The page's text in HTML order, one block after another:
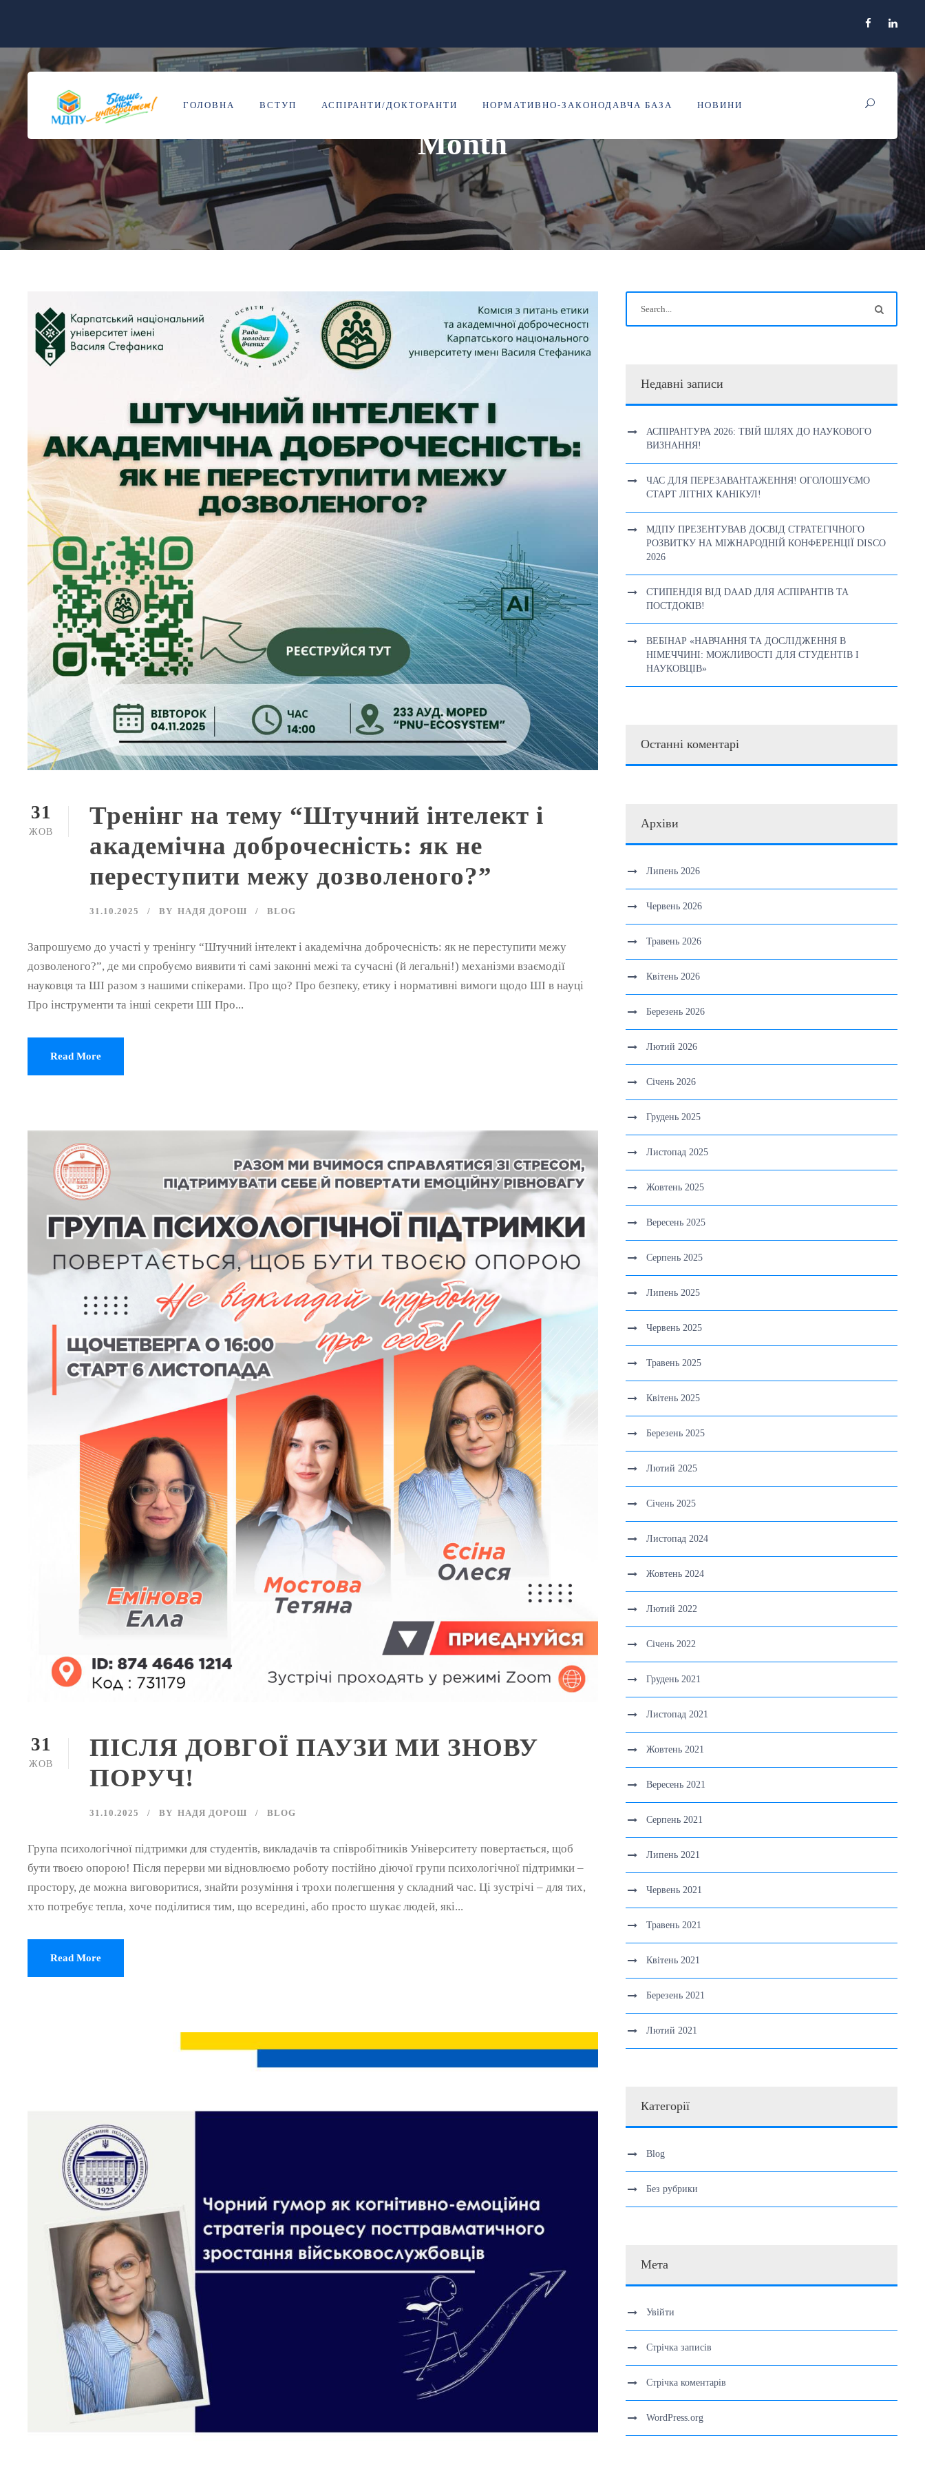
ГОЛОВНА ВСТУП АСПІРАНТИ/ДОКТОРАНТИ НОРМАТИВНО-ЗАКОНОДАВЧА БАЗА НОВИНИ
Жовтень 2025
Month
31
ЖОВ
Тренінг на тему “Штучний інтелект і
академічна доброчесність: як не
переступити межу дозволеного?”
31.10.2025 BY НАДЯ ДОРОШ BLOG
Запрошуємо до участі у тренінгу “Штучний інтелект і академічна доброчесність: як не переступити межу
дозволеного?”, де ми спробуємо виявити ті самі законні межі та сучасні (й легальні!) механізми взаємодії
науковця та ШІ разом з нашими спікерами. Про що? Про безпеку, етику і нормативні вимоги щодо ШІ в науці
Про інструменти та інші секрети ШІ Про...
Read More
31
ЖОВ
ПІСЛЯ ДОВГОЇ ПАУЗИ МИ ЗНОВУ
ПОРУЧ!
31.10.2025 BY НАДЯ ДОРОШ BLOG
Група психологічної підтримки для студентів, викладачів та співробітників Університету повертається, щоб
бути твоєю опорою! Після перерви ми відновлюємо роботу постійно діючої групи психологічної підтримки –
простору, де можна виговоритися, знайти розуміння і трохи полегшення у складний час. Ці зустрічі – для тих,
хто потребує тепла, хоче поділитися тим, що всередині, або просто шукає людей, які...
Read More
Недавні записи
АСПІРАНТУРА 2026: ТВІЙ ШЛЯХ ДО НАУКОВОГО
ВИЗНАННЯ!
ЧАС ДЛЯ ПЕРЕЗАВАНТАЖЕННЯ! ОГОЛОШУЄМО
СТАРТ ЛІТНІХ КАНІКУЛ!
МДПУ ПРЕЗЕНТУВАВ ДОСВІД СТРАТЕГІЧНОГО
РОЗВИТКУ НА МІЖНАРОДНІЙ КОНФЕРЕНЦІЇ DISCO
2026
СТИПЕНДІЯ ВІД DAAD ДЛЯ АСПІРАНТІВ ТА
ПОСТДОКІВ!
ВЕБІНАР «НАВЧАННЯ ТА ДОСЛІДЖЕННЯ В
НІМЕЧЧИНІ: МОЖЛИВОСТІ ДЛЯ СТУДЕНТІВ І
НАУКОВЦІВ»
Останні коментарі
Архіви
Липень 2026
Червень 2026
Травень 2026
Квітень 2026
Березень 2026
Лютий 2026
Січень 2026
Грудень 2025
Листопад 2025
Жовтень 2025
Вересень 2025
Серпень 2025
Липень 2025
Червень 2025
Травень 2025
Квітень 2025
Березень 2025
Лютий 2025
Січень 2025
Листопад 2024
Жовтень 2024
Лютий 2022
Січень 2022
Грудень 2021
Листопад 2021
Жовтень 2021
Вересень 2021
Серпень 2021
Липень 2021
Червень 2021
Травень 2021
Квітень 2021
Березень 2021
Лютий 2021
Категорії
Blog
Без рубрики
Мета
Увійти
Стрічка записів
Стрічка коментарів
WordPress.org